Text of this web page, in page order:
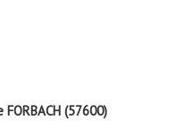
(57600)